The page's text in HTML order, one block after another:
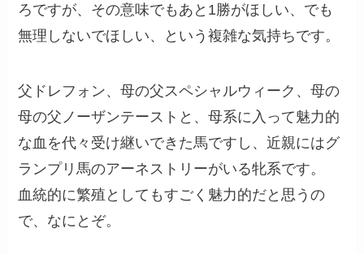
ろですが、その意味でもあと1勝がほしい、でも
無理しないでほしい、という複雑な気持ちです。
父ドレフォン、母の父スペシャルウィーク、母の
母の父ノーザンテーストと、母系に入って魅力的
な血を代々受け継いできた馬ですし、近親にはグ
ランプリ馬のアーネストリーがいる牝系です。
血統的に繁殖としてもすごく魅力的だと思うの
で、なにとぞ。